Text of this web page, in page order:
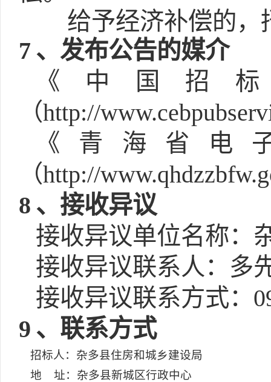
给予经济补偿的，
7 、发布公告的媒介
《中国招
（http://
《青海省电
（http://
8 、接收异议
接收异议单位名称：
接收异议联系人：多
接收异议联系方式：
9 、联系方式
招标人：杂多县住房和城乡建设局
地 址：杂多县新城区行政中心